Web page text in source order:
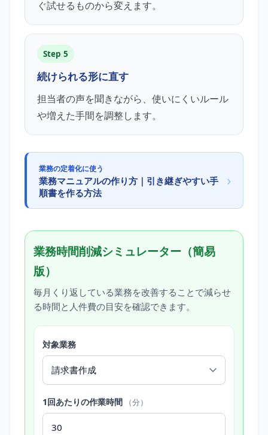
ぐ試せるものから変えます。
Step 5
続けられる形に直す
担当者の声を聞きながら、使いにくいルール
や増えた手間を調整します。
業務の定着化に使う
業務マニュアルの作り方｜引き継ぎやすい手
順書を作る方法
›
業務時間削減シミュレーター（簡易
版）
毎月くり返している業務を改善することで減らせ
る時間と人件費の目安を確認できます。
対象業務
1回あたりの作業時間 （分）